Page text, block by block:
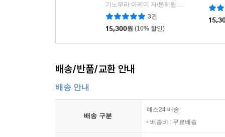
기노무라 아케미 저/문혜원 역
바디앤마인드
3건
15,300원 (10% 할인)
배송/반품/교환 안내
배송 안내
배송 구분
예스24 배송
배송비 : 무료배송